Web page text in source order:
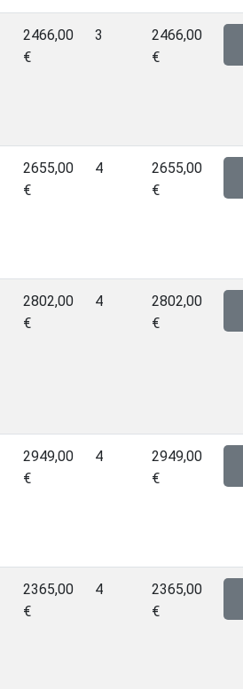
2466,00
€
3
2466,00
€
2655,00
€
4
2655,00
€
2802,00
€
4
2802,00
€
2949,00
€
4
2949,00
€
2365,00
€
4
2365,00
€